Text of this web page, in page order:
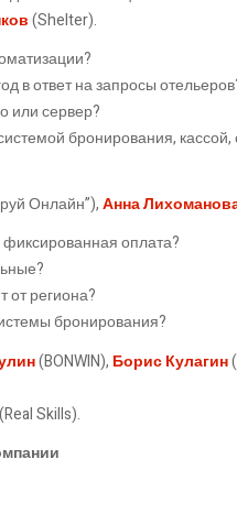
(Shelter).
в ответ на запросы
или сервер?
бронирования,
Онлайн”),Анна
оплата?
от региона?
бронирования?
(BONWIN), Борис Кулагин
(Real Skills).